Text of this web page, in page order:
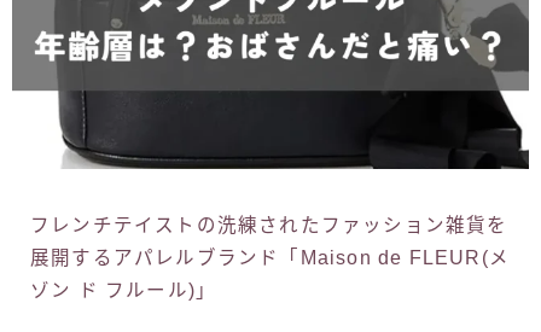
バッグ ジュエリー
フレンチテイストの洗練されたファッション雑貨を
展開するアパレルブランド「Maison de FLEUR(メ
ゾン ド フルール)」